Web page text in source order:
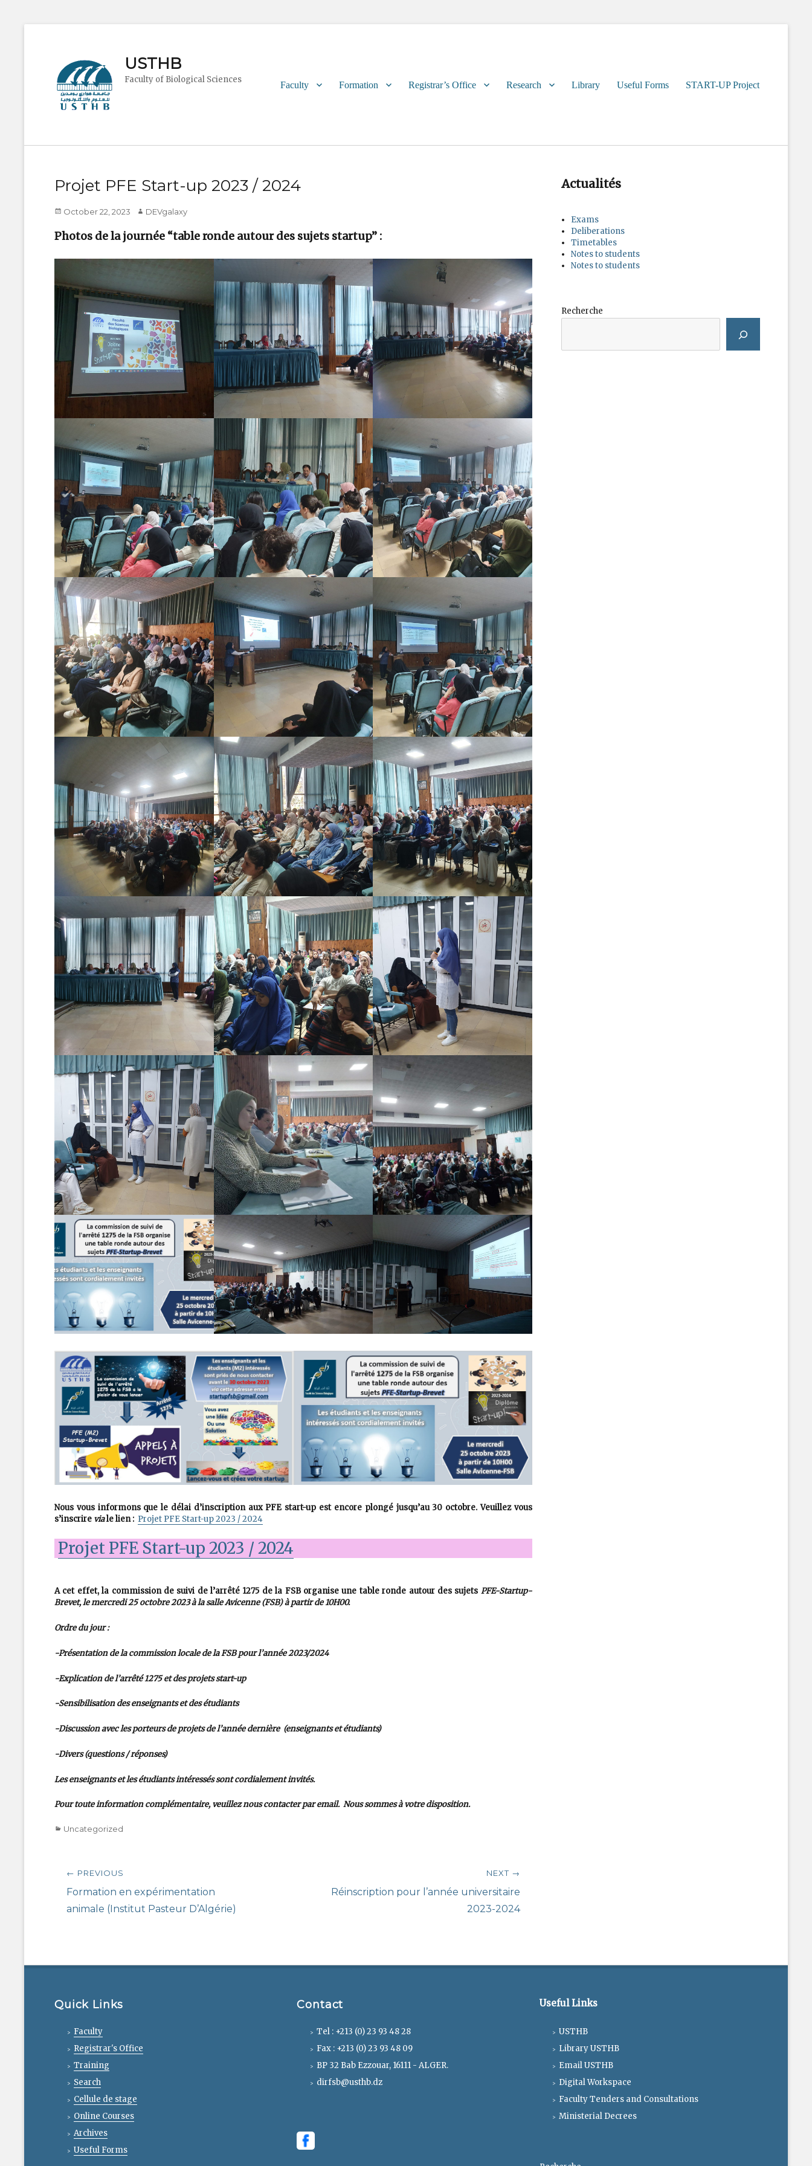
USTHB
Faculty of Biological Sciences
menu
Faculty Formation Registrar’s Office Research Library Useful Forms START-UP Project
Projet PFE Start-up 2023 / 2024
Posted
October 22, 2023 Author
DEVgalaxy
Photos de la journée “table ronde autour des sujets startup” :
Nous vous informons que le délai d’inscription aux PFE start-up est encore plongé jusqu’au 30 octobre. Veuillez vous
s’inscrire viale lien : Projet PFE Start-up 2023 / 2024
Projet PFE Start-up 2023 / 2024
A cet effet, la commission de suivi de l’arrêté 1275 de la FSB organise une table ronde autour des sujets PFE-Startup-
Brevet, le mercredi 25 octobre 2023 à la salle Avicenne (FSB) à partir de 10H00.
Ordre du jour :
-Présentation dela commission locale de la FSB pour l’année 2023/2024
-Explication de l’arrêté 1275 et des projets start-up
-Sensibilisation des enseignants et des étudiants
-Discussion avec les porteurs de projets de l’année dernière (enseignants et étudiants)
-Divers (questions / réponses)
Les enseignants et les étudiants intéressés sont cordialement invités.
Pour toute information complémentaire, veuillez nous contacter par email. Nous sommes à votre disposition.
Categories
Uncategorized
Post
navigation
← PREVIOUS
Previous
post:
Formation en expérimentation
animale (Institut Pasteur D’Algérie)
NEXT →
Réinscription pour l’année universitaire
2023-2024
Actualités
Exams
Deliberations
Timetables
Notes to students
Notes to students
Recherche
Quick Links
Faculty
Registrar's Office
Training
Search
Cellule de stage
Online Courses
Archives
Useful Forms
Contact
Tel : +213 (0) 23 93 48 28
Fax : +213 (0) 23 93 48 09
BP 32 Bab Ezzouar, 16111 - ALGER.
dirfsb@usthb.dz
Useful Links
USTHB
Library USTHB
Email USTHB
Digital Workspace
Faculty Tenders and Consultations
Ministerial Decrees